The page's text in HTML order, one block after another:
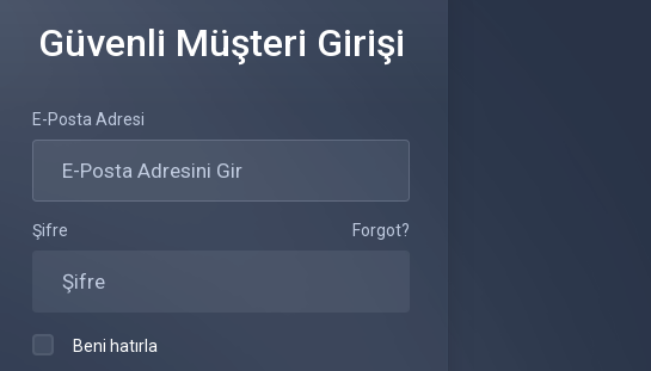
Güvenli Müşteri Girişi
E-Posta Adresi
Şifre Forgot?
Beni hatırla